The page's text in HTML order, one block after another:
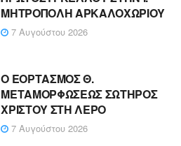
ΜΗΤΡΟΠΟΛΗ ΑΡΚΑΛΟΧΩΡΙΟΥ
7 Αυγούστου 2026
Ο ΕΟΡΤΑΣΜΟΣ Θ.
ΜΕΤΑΜΟΡΦΩΣΕΩΣ ΣΩΤΗΡΟΣ
ΧΡΙΣΤΟΥ ΣΤΗ ΛΕΡΟ
7 Αυγούστου 2026